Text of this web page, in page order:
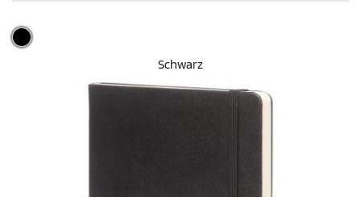
Schwarz